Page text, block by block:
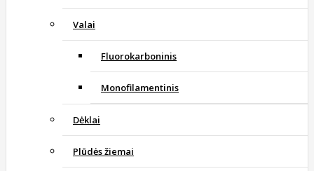
Valai
Fluorokarboninis
Monofilamentinis
Dėklai
Plūdės žiemai